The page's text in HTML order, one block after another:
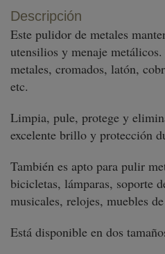
Descripción
Este pulidor de metales
utensilios y menaje
metales, cromados, latón,
etc.
Limpia, pule, protege y
excelente brillo y protección
También es apto para pulir
bicicletas, lámparas, soporte
musicales, relojes, muebles
Está disponible en dos